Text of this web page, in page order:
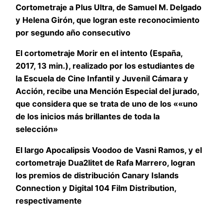
Cortometraje a Plus Ultra, de Samuel M. Delgado
y Helena Girón, que logran este reconocimiento
por segundo año consecutivo
El cortometraje Morir en el intento (España,
2017, 13 min.), realizado por los estudiantes de
la Escuela de Cine Infantil y Juvenil Cámara y
Acción, recibe una Mención Especial del jurado,
que considera que se trata de uno de los ««uno
de los inicios más brillantes de toda la
selección»
El largo Apocalipsis Voodoo de Vasni Ramos, y el
cortometraje Dua2litet de Rafa Marrero, logran
los premios de distribución Canary Islands
Connection y Digital 104 Film Distribution,
respectivamente